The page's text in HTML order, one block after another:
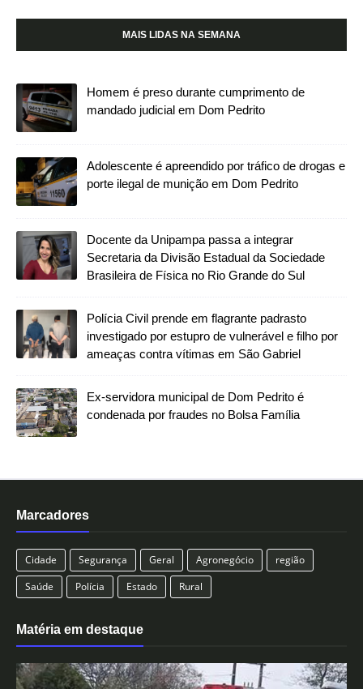
MAIS LIDAS NA SEMANA
Homem é preso durante cumprimento de
mandado judicial em Dom Pedrito
Adolescente é apreendido por tráfico de drogas e
porte ilegal de munição em Dom Pedrito
Docente da Unipampa passa a integrar
Secretaria da Divisão Estadual da Sociedade
Brasileira de Física no Rio Grande do Sul
Polícia Civil prende em flagrante padrasto
investigado por estupro de vulnerável e filho por
ameaças contra vítimas em São Gabriel
Ex-servidora municipal de Dom Pedrito é
condenada por fraudes no Bolsa Família
Marcadores
Cidade Segurança Geral Agronegócio
região
Saúde
Polícia Estado Rural
Matéria em destaque